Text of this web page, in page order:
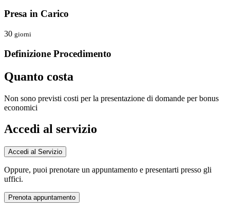
Presa in Carico
30 giorni
Definizione Procedimento
Quanto costa
Non sono previsti costi per la presentazione di domande per bonus
economici
Accedi al servizio
Accedi al Servizio
Oppure, puoi prenotare un appuntamento e presentarti presso gli
uffici.
Prenota appuntamento